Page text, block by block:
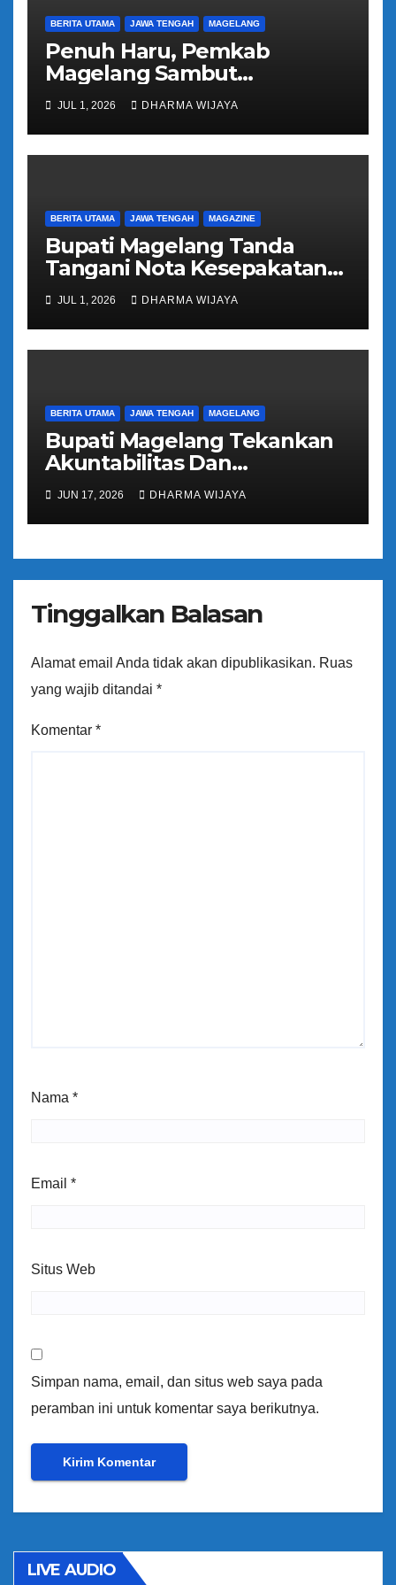
BERITA UTAMA JAWA TENGAH MAGELANG
Penuh Haru, Pemkab
Magelang Sambut
Kepulangan Jemaah Haji
Kloter 81
JUL 1, 2026 DHARMA WIJAYA
BERITA UTAMA JAWA TENGAH MAGAZINE
Bupati Magelang Tanda
Tangani Nota Kesepakatan
Pengalihan Pelayanan
Regident Di Kecamatan
Bandongan
JUL 1, 2026 DHARMA WIJAYA
BERITA UTAMA JAWA TENGAH MAGELANG
Bupati Magelang Tekankan
Akuntabilitas Dan
Tranparansi Pengelolaan
Bantuan Keuangan Parpol
JUN 17, 2026 DHARMA WIJAYA
Tinggalkan Balasan
Alamat email Anda tidak akan dipublikasikan. Ruas
yang wajib ditandai *
Komentar *
Nama *
Email *
Situs Web
Simpan nama, email, dan situs web saya pada
peramban ini untuk komentar saya berikutnya.
LIVE AUDIO